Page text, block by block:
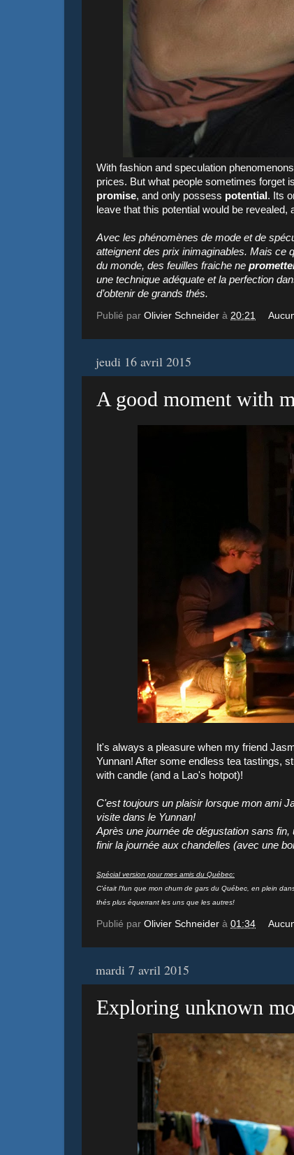
With fashion and speculation
prices. But what people sometimes forget
promise, and only possess potential. Its
leave that this potential would be revealed,
Avec les phénomènes de mode et de
atteignent des prix inimaginables. Mais ce
du monde, des feuilles fraiche ne
une technique adéquate et la perfection
d’obtenir de grands thés.
Publié par Olivier Schneider à 20:21
jeudi 16 avril 2015
A good moment with
It's always a pleasure when my friend
Yunnan! After some endless tea tastings,
with candle (and a Lao's hotpot)!
C'est toujours un plaisir lorsque mon ami
visite dans le Yunnan!
Après une journée de dégustation sans
finir la journée aux chandelles (avec une
Spécial version pour mes amis du Québec:
C'était l'fun que mon chum de gars du Québec, en plein
thés plus équerrant les uns que les autres!
Publié par Olivier Schneider à 01:34
mardi 7 avril 2015
Exploring unknown